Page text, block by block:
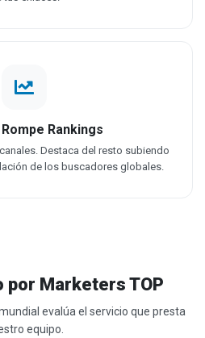
Rompe Rankings
Destaca del resto subiendo
de los buscadores globales.
por Marketers TOP
evalúa el servicio que presta
equipo.